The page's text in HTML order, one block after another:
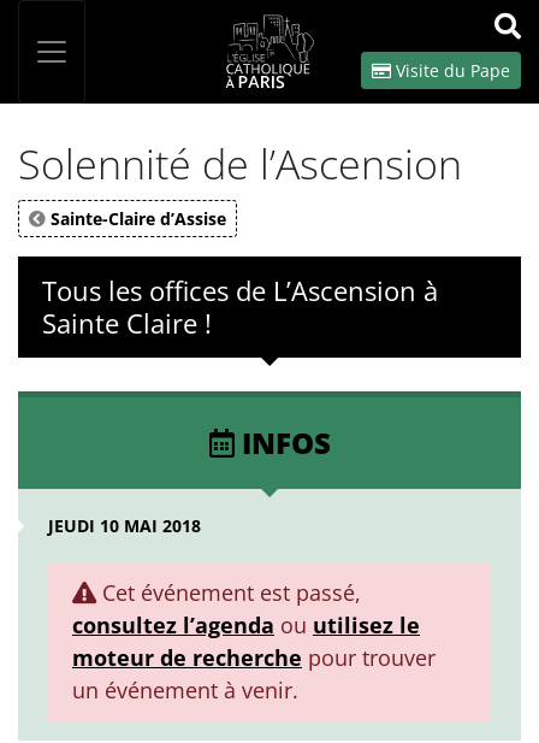
OK
Visite du Pape
Solennité de l’Ascension
Sainte-Claire d’Assise
Tous les offices de L’Ascension à
Sainte Claire !
INFOS
JEUDI 10 MAI 2018
Cet événement est passé,
consultez l’agenda ou utilisez le
moteur de recherche pour trouver
un événement à venir.
Panneau de gestion des cookies